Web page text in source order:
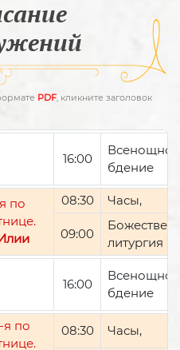
PDF, кликните заголовок
16:00
Всенощное
бдение
по
08:30 Часы,
09:00
литургия
16:00
Всенощное
бдение
я по
08:30 Часы,